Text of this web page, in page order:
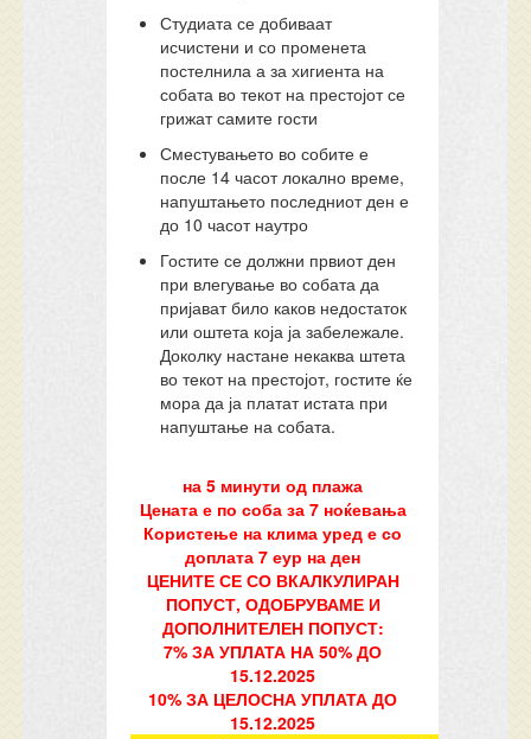
Студиата се добиваат
исчистени и со променета
постелнила а за хигиента на
собата во текот на престојот се
грижат самите гости
Сместувањето во собите е
после 14 часот локално време,
напуштањето последниот ден е
до 10 часот наутро
Гостите се должни првиот ден
при влегување во собата да
пријават било каков недостаток
или оштета која ја забележале.
Доколку настане некаква штета
во текот на престојот, гостите ќе
мора да ја платат истата при
напуштање на собата.
на 5 минути од плажа
Цената е по соба за 7 ноќевања
Користење на клима уред е со
доплата 7 еур на ден
ЦЕНИТЕ СЕ СО ВКАЛКУЛИРАН
ПОПУСТ, ОДОБРУВАМЕ И
ДОПОЛНИТЕЛЕН ПОПУСТ:
7% ЗА УПЛАТА НА 50% ДО
15.12.2025
10% ЗА ЦЕЛОСНА УПЛАТА ДО
15.12.2025